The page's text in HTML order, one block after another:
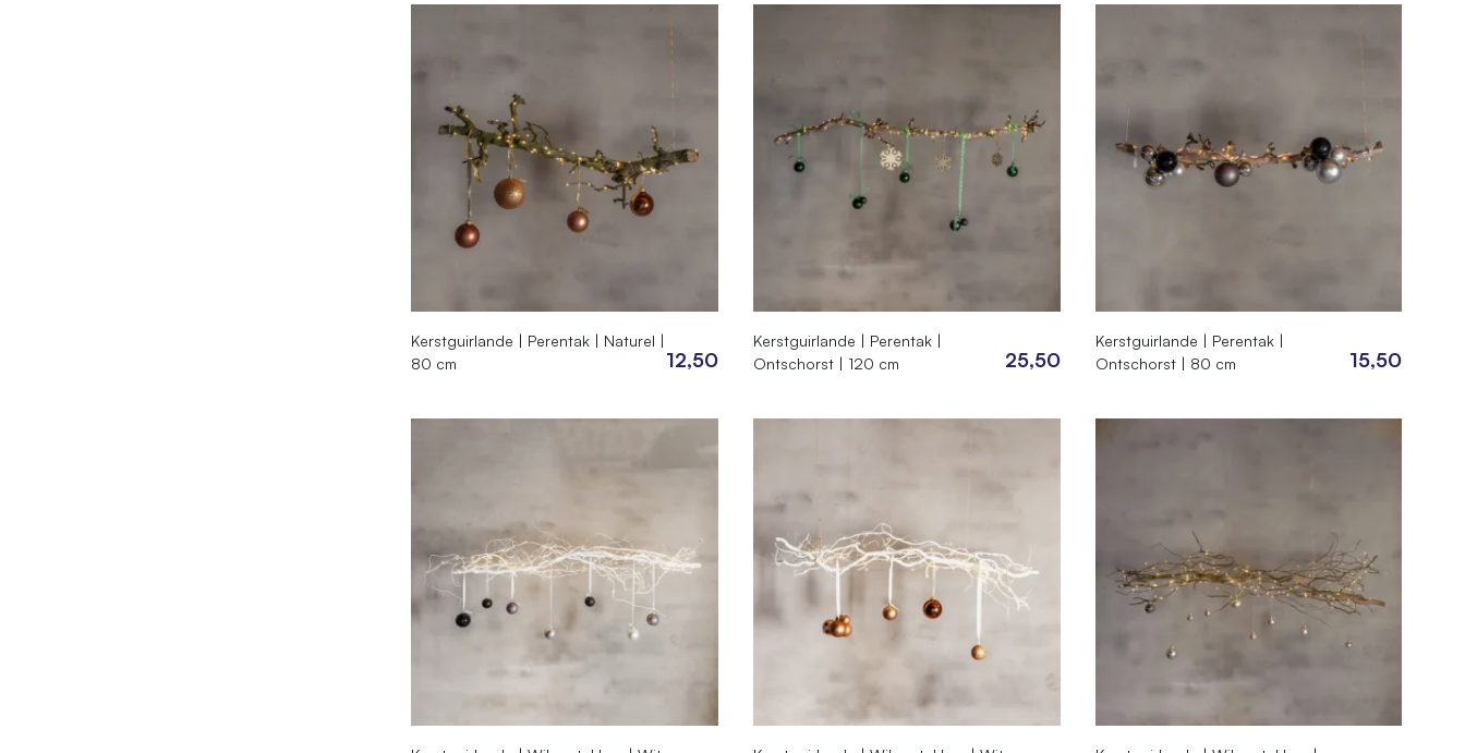
Kerstguirlande | Perentak | Naturel |
80 cm
12,50
Kerstguirlande | Perentak |
Ontschorst | 120 cm
25,50
Kerstguirlande | Perentak |
Ontschorst | 80 cm
15,50